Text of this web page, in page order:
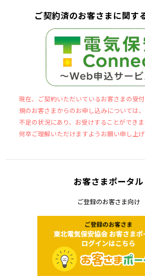
ご契約済のお客さまに関す
現在、ご契約いただいているお客さまの受
規のお客さまからのお申し込みについては
不足の状況にあり、お受けすることができま
何卒ご理解いただけますようお願い申し上げ
お客さまポータル
ご登録のお客さま向け